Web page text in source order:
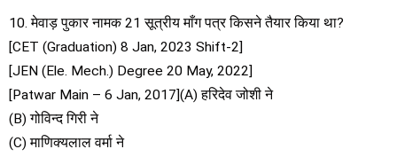
10. मेवाड़ पुकार नामक 21 सूत्रीय माँग पत्र किसने तैयार किया था?
[CET (Graduation) 8 Jan, 2023 Shift-2]
[JEN (Ele. Mech.) Degree 20 May, 2022]
[Patwar Main – 6 Jan, 2017](A) हरिदेव जोशी ने
(B) गोविन्द गिरी ने
(C) माणिक्यलाल वर्मा ने